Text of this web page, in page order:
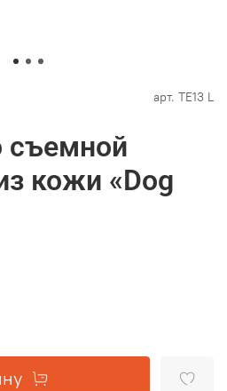
арт. ТЕ13 L
съемной
кожи «Dog